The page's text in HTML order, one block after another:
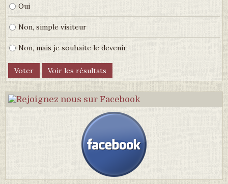
Oui
Non, simple visiteur
Non, mais je souhaite le devenir